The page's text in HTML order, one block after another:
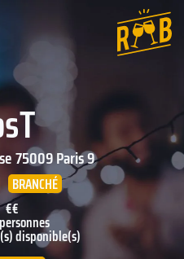
75009Paris 9
BRANCHÉ
€€
disponible(s)